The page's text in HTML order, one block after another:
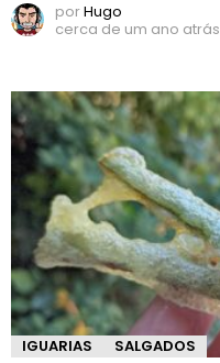
porHugo
cerca de um ano atrás
IGUARIAS SALGADOS